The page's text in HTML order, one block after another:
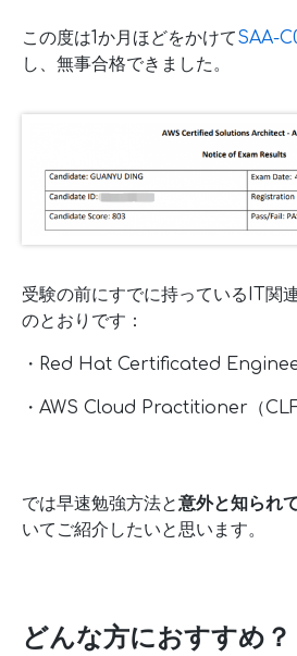
この度は1か月ほどをかけてSAA-
し、無事合格できました。
受験の前にすでに持っているIT関
のとおりです：
・Red Hat Certificated
・AWS Cloud Practitioner（
では早速勉強方法と意外と知られ
いてご紹介したいと思います。
どんな方におすすめ？